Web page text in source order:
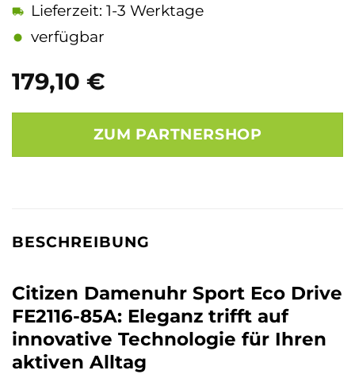
179,10 €
Lieferzeit: 1-3 Werktage
verfügbar
ZUM PARTNERSHOP
BESCHREIBUNG
Citizen Damenuhr Sport Eco Drive
FE2116-85A: Eleganz trifft auf
innovative Technologie für Ihren
aktiven Alltag